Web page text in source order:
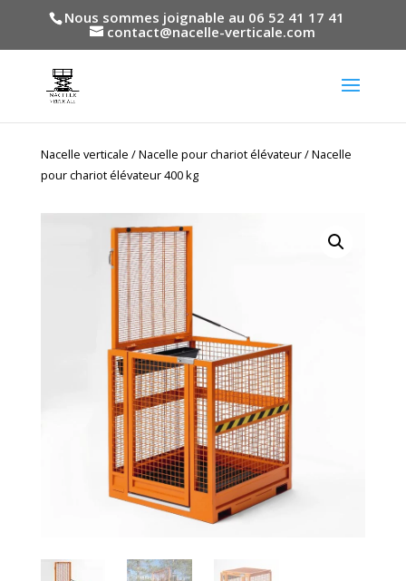
Nous sommes joignable au 06 52 41 17 41
contact@nacelle-verticale.com
Nacelle verticale /Nacelle pour chariot élévateur/ Nacelle
pour chariot élévateur 400 kg